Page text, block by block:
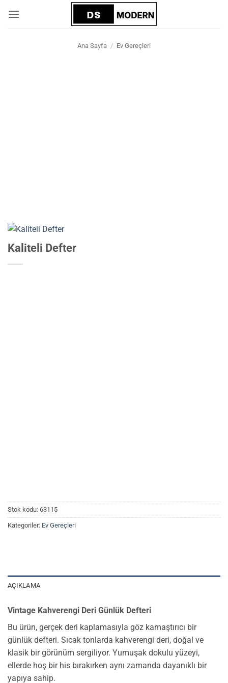
atla
Ana Sayfa / Ev Gereçleri
Kaliteli Defter
Stok kodu: 63115
Kategoriler: Ev Gereçleri
AÇIKLAMA
Vintage Kahverengi Deri Günlük Defteri
Bu ürün, gerçek deri kaplamasıyla göz kamaştırıcı bir
günlük defteri. Sıcak tonlarda kahverengi deri, doğal ve
klasik bir görünüm sergiliyor. Yumuşak dokulu yüzeyi,
ellerde hoş bir his bırakırken aynı zamanda dayanıklı bir
yapıya sahip.